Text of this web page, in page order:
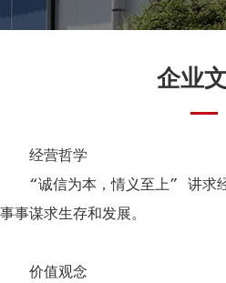
企业
经营哲学
“诚信为本，情义至上” 讲求
事事谋求生存和发展。
价值观念